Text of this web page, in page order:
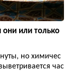
или только
но химичес
час